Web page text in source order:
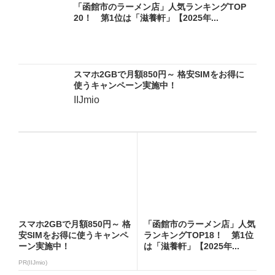
「函館市のラーメン店」人気ランキングTOP
20！ 第1位は「滋養軒」【2025年...
スマホ2GBで月額850円～ 格安SIMをお得に
使うキャンペーン実施中！
IIJmio
スマホ2GBで月額850円～ 格
安SIMをお得に使うキャンペ
ーン実施中！
PR(IIJmio)
「函館市のラーメン店」人気
ランキングTOP18！ 第1位
は「滋養軒」【2025年...